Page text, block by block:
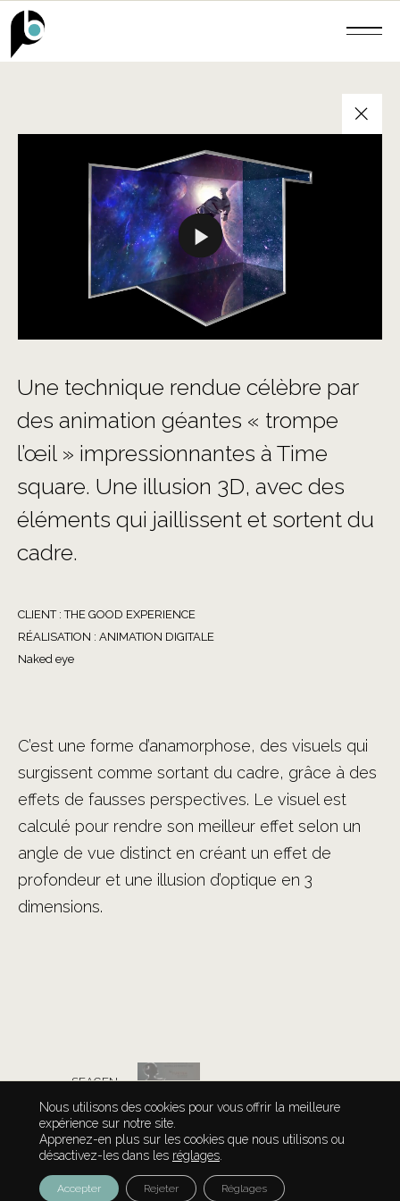
+
Une technique rendue célèbre par
des animation géantes « trompe
l’œil » impressionnantes à Time
square. Une illusion 3D, avec des
éléments qui jaillissent et sortent du
cadre.
CLIENT : THE GOOD EXPERIENCE
RÉALISATION : ANIMATION DIGITALE
Naked eye
C’est une forme d’anamorphose, des visuels qui
surgissent comme sortant du cadre, grâce à des
effets de fausses perspectives. Le visuel est
calculé pour rendre son meilleur effet selon un
angle de vue distinct en créant un effet de
profondeur et une illusion d’optique en 3
dimensions.
SEAGEN
Mentions légales/ Copyright
Nous utilisons des cookies pour vous offrir la meilleure
expérience sur notre site.
Apprenez-en plus sur les cookies que nous utilisons ou
désactivez-les dans les réglages
Accepter Rejeter Réglages